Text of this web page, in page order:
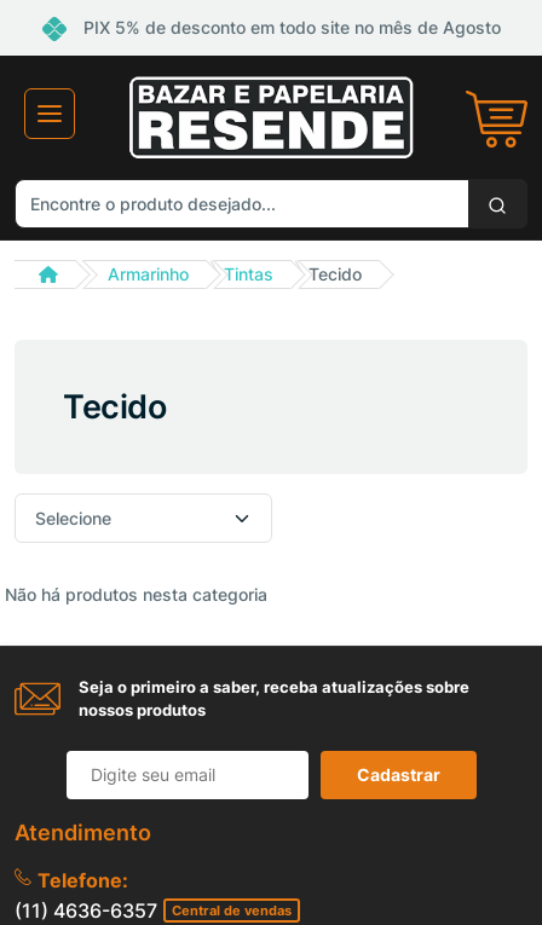
PIX 5% de desconto em todo site no mês de Agosto
Armarinho Tintas Tecido
Tecido
Não há produtos nesta categoria
Seja o primeiro a saber, receba atualizações sobre
nossos produtos
Cadastrar
Atendimento
Telefone:
(11) 4636-6357
Central de vendas